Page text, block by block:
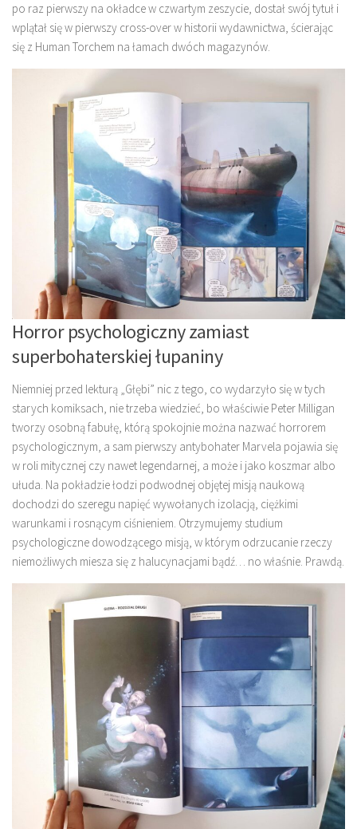
po raz pierwszy na okładce w czwartym zeszycie, dostał swój tytuł i
wplątał się w pierwszy cross-over w historii wydawnictwa, ścierając
się z Human Torchem na łamach dwóch magazynów.
Horror psychologiczny zamiast
superbohaterskiej łupaniny
Niemniej przed lekturą „Głębi” nic z tego, co wydarzyło się w tych
starych komiksach, nie trzeba wiedzieć, bo właściwie Peter Milligan
tworzy osobną fabułę, którą spokojnie można nazwać horrorem
psychologicznym, a sam pierwszy antybohater Marvela pojawia się
w roli mitycznej czy nawet legendarnej, a może i jako koszmar albo
ułuda. Na pokładzie łodzi podwodnej objętej misją naukową
dochodzi do szeregu napięć wywołanych izolacją, ciężkimi
warunkami i rosnącym ciśnieniem. Otrzymujemy studium
psychologiczne dowodzącego misją, w którym odrzucanie rzeczy
niemożliwych miesza się z halucynacjami bądź… no właśnie. Prawdą.